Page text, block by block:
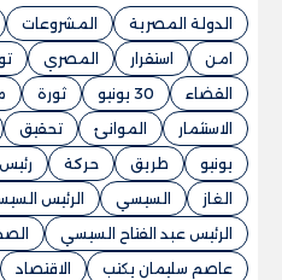
الدولة المصرية المشروعات
امن
استقرار المصري
القضاء
30 يونيو ثورة
الاستثمار
الموانئ تحقيق
يونيو
طريق حركة رئيس
الغاز
السيسي الرئيس
الرئيس عبد الفتاح السيسي
عاصم سليمان يكتب
الاقتصاد